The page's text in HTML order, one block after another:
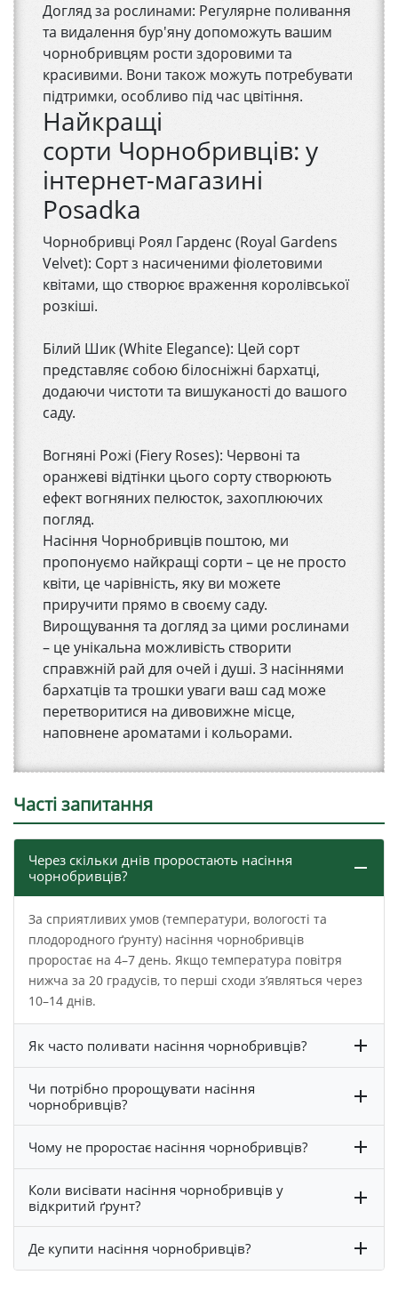
Догляд за рослинами: Регулярне поливання
та видалення бур'яну допоможуть вашим
чорнобривцям рости здоровими та
красивими. Вони також можуть потребувати
підтримки, особливо під час цвітіння.
Найкращі
сорти Чорнобривців: у
інтернет-магазині
Posadka
Чорнобривці Роял Гарденс (Royal Gardens
Velvet): Сорт з насиченими фіолетовими
квітами, що створює враження королівської
розкіші.
Білий Шик (White Elegance): Цей сорт
представляє собою білосніжні бархатці,
додаючи чистоти та вишуканості до вашого
саду.
Вогняні Рожі (Fiery Roses): Червоні та
оранжеві відтінки цього сорту створюють
ефект вогняних пелюсток, захоплюючих
погляд.
Насіння Чорнобривців поштою, ми
пропонуємо найкращі сорти – це не просто
квіти, це чарівність, яку ви можете
приручити прямо в своєму саду.
Вирощування та догляд за цими рослинами
– це унікальна можливість створити
справжній рай для очей і душі. З насіннями
бархатців та трошки уваги ваш сад може
перетворитися на дивовижне місце,
наповнене ароматами і кольорами.
Часті запитання
Через скільки днів проростають насіння
чорнобривців?
За сприятливих умов (температури, вологості та
плодородного ґрунту) насіння чорнобривців
проростає на 4–7 день. Якщо температура повітря
нижча за 20 градусів, то перші сходи з’являться через
10–14 днів.
Як часто поливати насіння чорнобривців?
Чи потрібно пророщувати насіння
чорнобривців?
Чому не проростає насіння чорнобривців?
Коли висівати насіння чорнобривців у
відкритий ґрунт?
Де купити насіння чорнобривців?